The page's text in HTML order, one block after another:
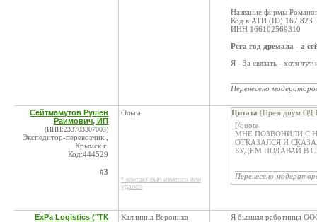
Название фирмы
Код в АТИ (ID) 167 823
ИНН 166102569310
Рега год дремала - а
Я - За связать - хотя
Перенесено
Сейтмамутов Рушен
Раимович, ИП
(ИНН:233703307003)
Экспедитор-перевозчик ,
Крымск г.
Код:444529
#3
Ольга
* контакт был изменен или
удален
Цитата (Президиум ОД
[/quote
МНЕ ПОЗВОНИЛИ С
ОТКАЗАЛСЯ И
БУДЕМ ПОДАВАЙ В
Перенесено
ExPa Logistics ("ТК
Калинина Вероника
Я бывшая работница